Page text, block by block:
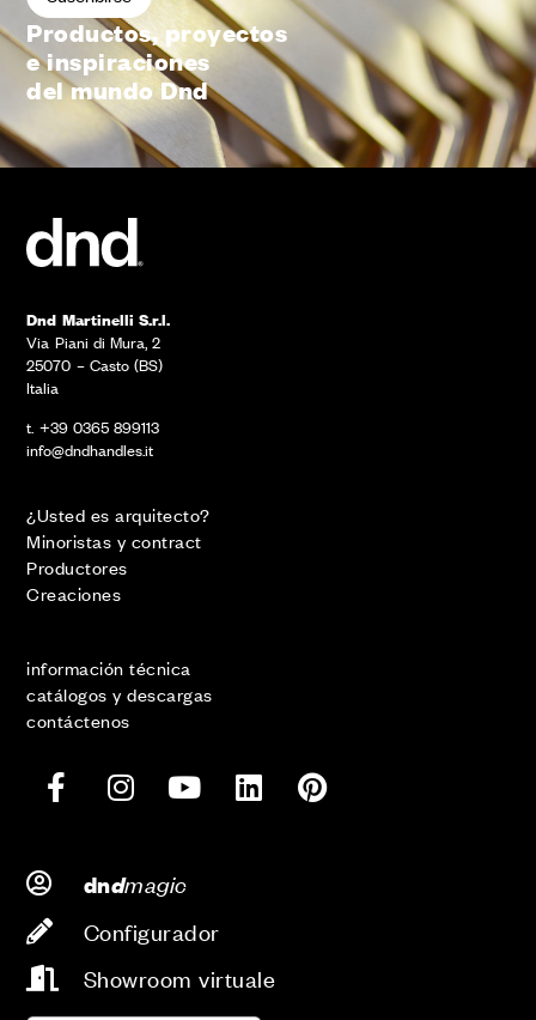
Productos, proyectos
e inspiraciones
del mundo Dnd
Dnd Martinelli S.r.l.
Via Piani di Mura, 2
25070 – Casto (BS)
Italia
t. +39 0365 899113
info@dndhandles.it
¿Usted es arquitecto?
Minoristas y contract
Productores
Creaciones
información técnica
catálogos y descargas
contáctenos
dndmagic
Configurador
Showroom virtuale